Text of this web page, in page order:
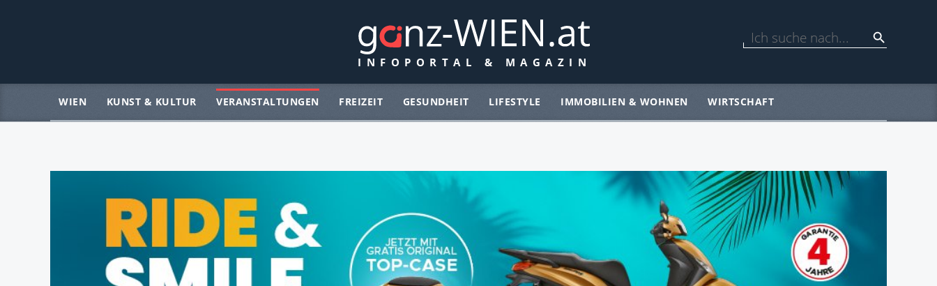
WIEN KUNST & KULTUR VERANSTALTUNGEN FREIZEIT GESUNDHEIT LIFESTYLE IMMOBILIEN & WOHNEN WIRTSCHAFT